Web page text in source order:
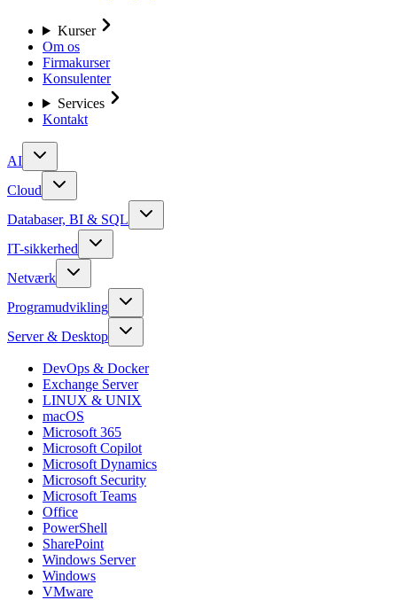
Kurser
Om os
Firmakurser
Konsulenter
Services
Kontakt
AI
Cloud
Databaser, BI & SQL
IT-sikkerhed
Netværk
Programudvikling
Server & Desktop
DevOps & Docker
Exchange Server
LINUX & UNIX
macOS
Microsoft 365
Microsoft Copilot
Microsoft Dynamics
Microsoft Security
Microsoft Teams
Office
PowerShell
SharePoint
Windows Server
Windows
VMware